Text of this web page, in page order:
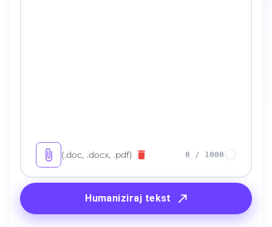
(.doc, .docx, .pdf) 0 / 1000
Humaniziraj tekst